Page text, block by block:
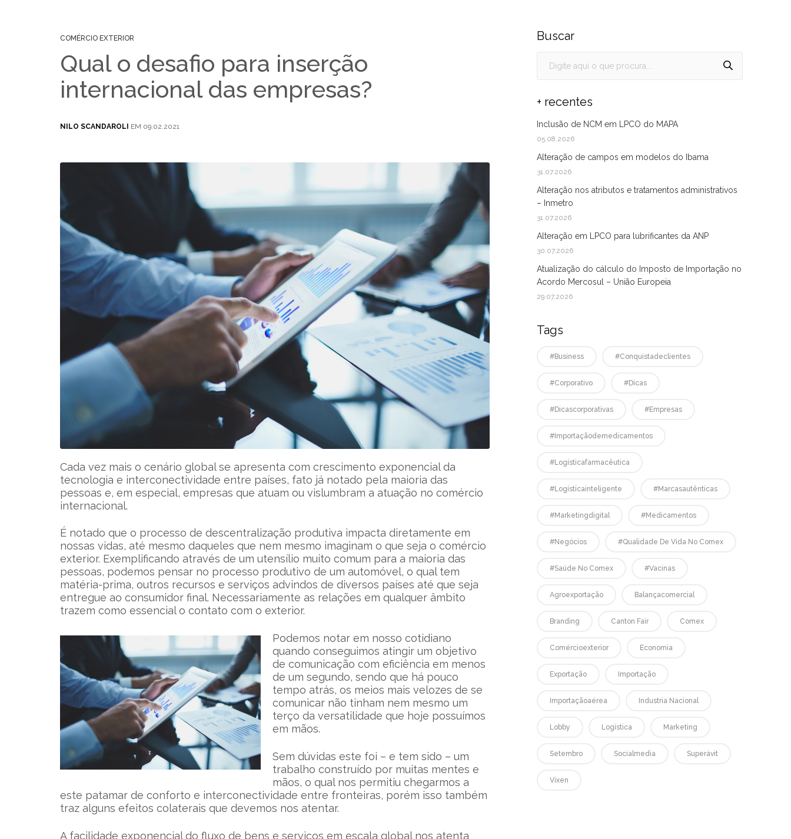
COMÉRCIO EXTERIOR
Qual o desafio para inserção
internacional das empresas?
NILO SCANDAROLI EM 09.02.2021
Cada vez mais o cenário global se apresenta com crescimento exponencial da
tecnologia e interconectividade entre países, fato já notado pela maioria das
pessoas e, em especial, empresas que atuam ou vislumbram a atuação no comércio
internacional.
É notado que o processo de descentralização produtiva impacta diretamente em
nossas vidas, até mesmo daqueles que nem mesmo imaginam o que seja o comércio
exterior. Exemplificando através de um utensílio muito comum para a maioria das
pessoas, podemos pensar no processo produtivo de um automóvel, o qual tem
matéria-prima, outros recursos e serviços advindos de diversos países até que seja
entregue ao consumidor final. Necessariamente as relações em qualquer âmbito
trazem como essencial o contato com o exterior.
Podemos notar em nosso cotidiano
quando conseguimos atingir um objetivo
de comunicação com eficiência em menos
de um segundo, sendo que há pouco
tempo atrás, os meios mais velozes de se
comunicar não tinham nem mesmo um
terço da versatilidade que hoje possuímos
em mãos.
Sem dúvidas este foi – e tem sido – um
trabalho construído por muitas mentes e
mãos, o qual nos permitiu chegarmos a
este patamar de conforto e interconectividade entre fronteiras, porém isso também
traz alguns efeitos colaterais que devemos nos atentar.
A facilidade exponencial do fluxo de bens e serviços em escala global nos atenta
Buscar
+ recentes
Inclusão de NCM em LPCO do MAPA
05.08.2026
Alteração de campos em modelos do Ibama
31.07.2026
Alteração nos atributos e tratamentos administrativos
– Inmetro
31.07.2026
Alteração em LPCO para lubrificantes da ANP
30.07.2026
Atualização do cálculo do Imposto de Importação no
Acordo Mercosul – União Europeia
29.07.2026
Tags
#business #conquistadeclientes
#corporativo #dicas
#dicascorporativas #empresas
#Importaçãodemedicamentos
#logísticafarmacêutica
#logísticainteligente #marcasautênticas
#marketingdigital #medicamentos
#negócios #qualidade De Vida No Comex
#saúde No Comex #vacinas
Agroexportação Balançacomercial
Branding Canton Fair Comex
Comércioexterior Economia
Exportação Importação
Importaçãoaérea Industria Nacional
Lobby Logística Marketing
Setembro Socialmedia Superávit
Vixen